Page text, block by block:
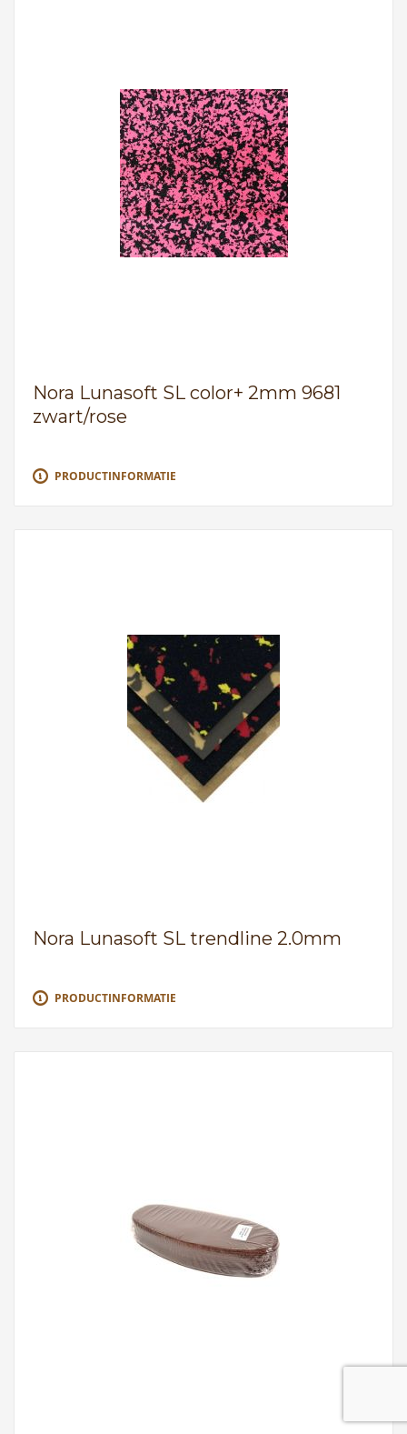
Nora Lunasoft SL color+ 2mm 9681
zwart/rose
PRODUCTINFORMATIE
Nora Lunasoft SL trendline 2.0mm
PRODUCTINFORMATIE